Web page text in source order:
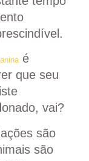
é
que seu
vai?
são
são